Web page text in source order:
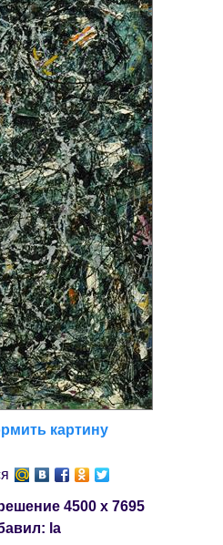
картину
4500 x 7695
la